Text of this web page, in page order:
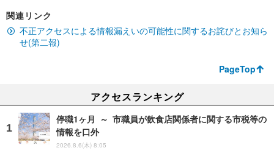
関連リンク
不正アクセスによる情報漏えいの可能性に関するお詫びとお知ら
せ(第二報)
PageTop
アクセスランキング
停職1ヶ月 ～ 市職員が飲食店関係者に関する市税等の
情報を口外
2026.8.6(木) 8:05